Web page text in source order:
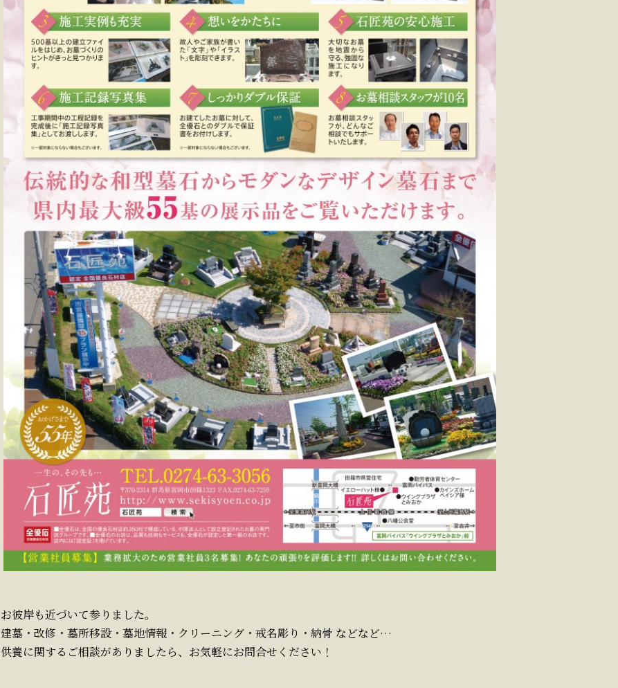
お彼岸も近づいて参りました。
建墓・改修・墓所移設・墓地情報・クリーニング・戒名彫り・納骨 などなど…
供養に関するご相談がありましたら、お気軽にお問合せください！